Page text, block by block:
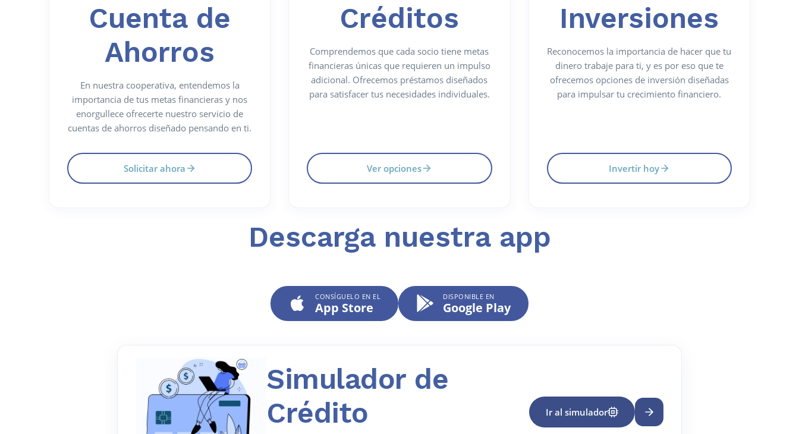
Cuenta de
Ahorros
En nuestra cooperativa, entendemos la
importancia de tus metas financieras y nos
enorgullece ofrecerte nuestro servicio de
cuentas de ahorros diseñado pensando en ti.
Solicitar ahora
Créditos
Comprendemos que cada socio tiene metas
financieras únicas que requieren un impulso
adicional. Ofrecemos préstamos diseñados
para satisfacer tus necesidades individuales.
Ver opciones
Inversiones
Reconocemos la importancia de hacer que tu
dinero trabaje para ti, y es por eso que te
ofrecemos opciones de inversión diseñadas
para impulsar tu crecimiento financiero.
Invertir hoy
Descarga nuestra app
CONSÍGUELO EN EL
App Store
DISPONIBLE EN
Google Play
Simulador de
Crédito
Ir al simulador